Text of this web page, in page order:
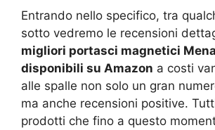
Entrando nello specifico, tra
sotto vedremo le recensioni
migliori portasci magnetici
disponibili su Amazon a costi
alle spalle non solo un gran
ma anche recensioni positive.
prodotti che fino a questo